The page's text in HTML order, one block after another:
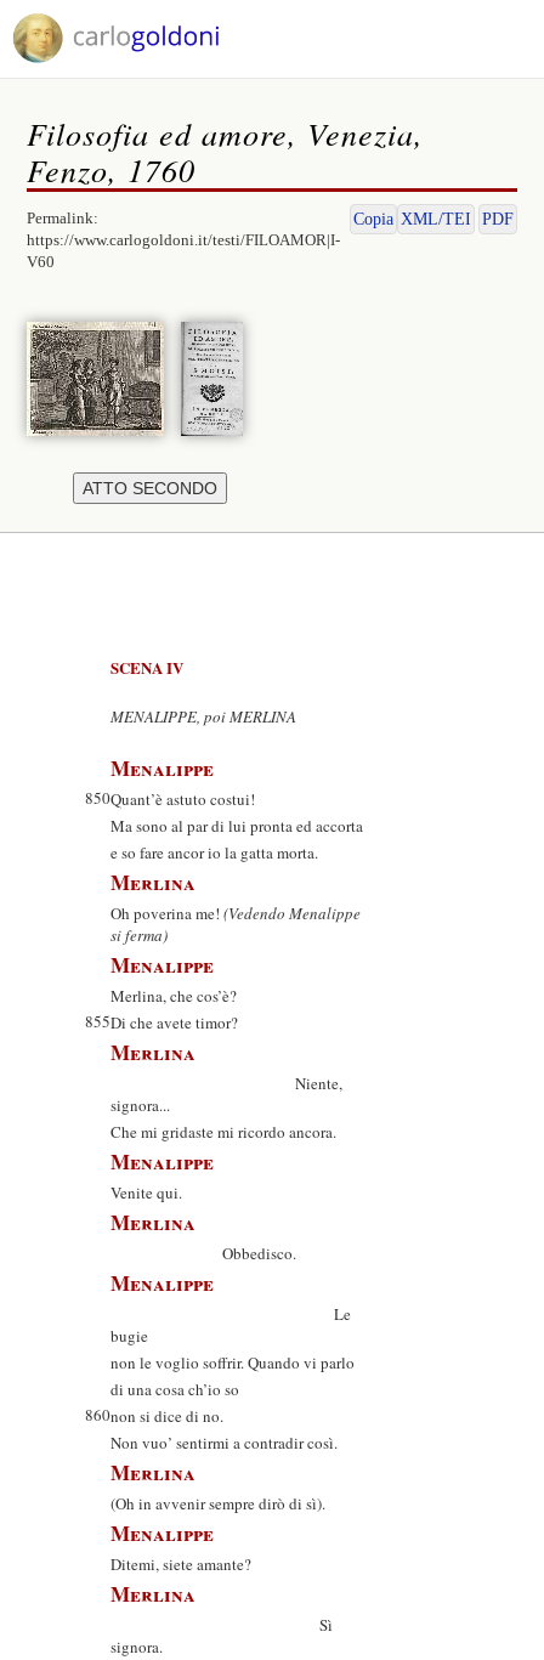
Filosofia ed amore, Venezia,
Fenzo, 1760
Permalink:
https://www.carlogoldoni.it/testi/FILOAMOR|I-
V60
Copia XML/TEI PDF
SCENA IV
MENALIPPE, poi MERLINA
Menalippe
850Quant’è astuto costui!
Ma sono al par di lui pronta ed accorta
e so fare ancor io la gatta morta.
Merlina
Oh poverina me! (Vedendo Menalippe
si ferma)
Menalippe
Merlina, che cos’è?
855Di che avete timor?
Merlina
Niente,
signora...
Che mi gridaste mi ricordo ancora.
Menalippe
Venite qui.
Merlina
Obbedisco.
Menalippe
Le
bugie
non le voglio soffrir. Quando vi parlo
di una cosa ch’io so
860non si dice di no.
Non vuo’ sentirmi a contradir così.
Merlina
(Oh in avvenir sempre dirò di sì).
Menalippe
Ditemi, siete amante?
Merlina
Sì
signora.